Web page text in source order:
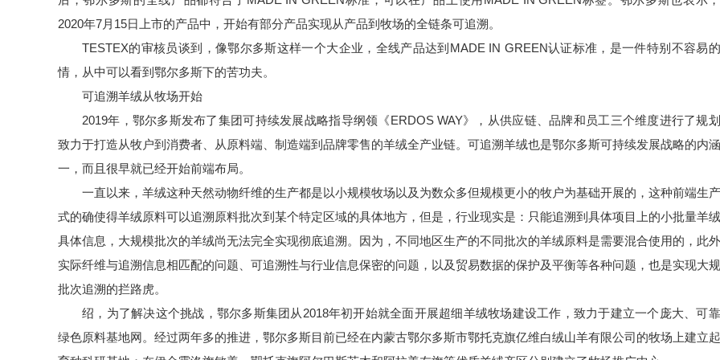
2020年7月15日上市的产品中，开始有部分产品实现从产品到牧场的全链条可追溯。
TESTEX的审核员谈到，像鄂尔多斯这样一个大企业，全线产品达到MADE IN GREEN认证标准，是一件特别不容易
情，从中可以看到鄂尔多斯下的苦功夫。
可追溯羊绒从牧场开始
2019年，鄂尔多斯发布了集团可持续发展战略指导纲领《ERDOS WAY》，从供应链、品牌和员工三个维度进行了规
致力于打造从牧户到消费者、从原料端、制造端到品牌零售的羊绒全产业链。可追溯羊绒也是鄂尔多斯可持续发展战略的内
一，而且很早就已经开始前端布局。
一直以来，羊绒这种天然动物纤维的生产都是以小规模牧场以及为数众多但规模更小的牧户为基础开展的，这种前端生
式的确使得羊绒原料可以追溯原料批次到某个特定区域的具体地方，但是，行业现实是：只能追溯到具体项目上的小批量羊
具体信息，大规模批次的羊绒尚无法完全实现彻底追溯。因为，不同地区生产的不同批次的羊绒原料是需要混合使用的，此
实际纤维与追溯信息相匹配的问题、可追溯性与行业信息保密的问题，以及贸易数据的保护及平衡等各种问题，也是实现大
批次追溯的拦路虎。
绍，为了解决这个挑战，鄂尔多斯集团从2018年初开始就全面开展超细羊绒牧场建设工作，致力于建立一个庞大、可
绿色原料基地网。经过两年多的推进，鄂尔多斯目前已经在内蒙古鄂尔多斯市鄂托克旗亿维白绒山羊有限公司的牧场上建立